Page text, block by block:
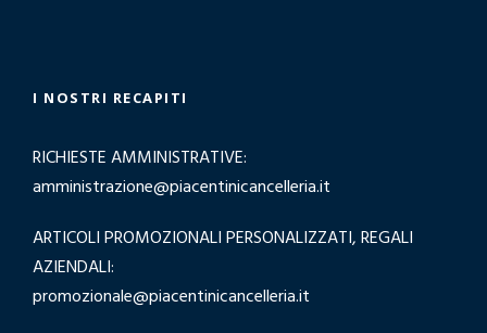
I NOSTRI RECAPITI
RICHIESTE AMMINISTRATIVE:
amministrazione@piacentinicancelleria.it
ARTICOLI PROMOZIONALI PERSONALIZZATI, REGALI
AZIENDALI:
promozionale@piacentinicancelleria.it